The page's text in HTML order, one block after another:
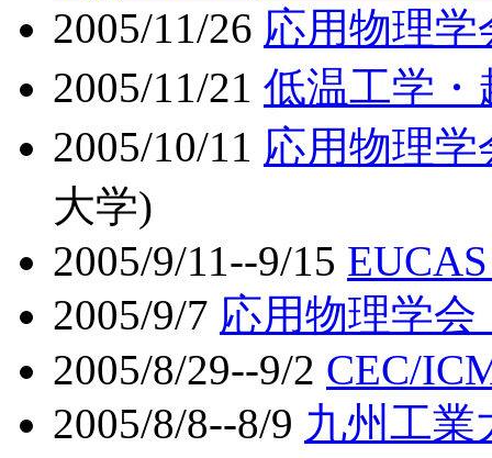
2005/11/26 応用物理
2005/11/21 低温工学・
2005/10/11 応用物理
大学)
2005/9/11--9/15
2005/9/7 応用物理学
2005/8/29--9/2 CEC/
2005/8/8--8/9 九州工